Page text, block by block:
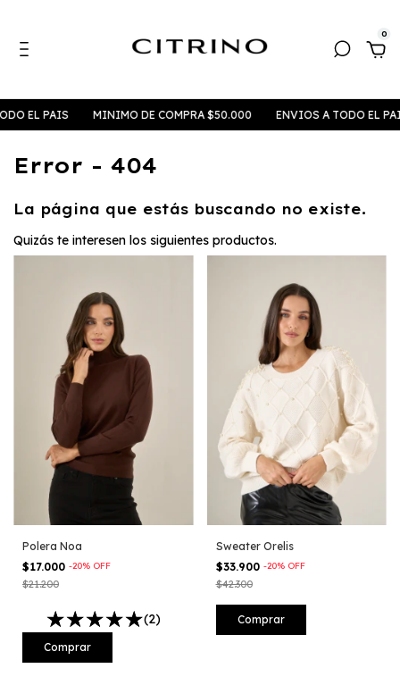
0
EL PAIS MINIMO DE COMPRA $50.000 ENVIOS A TODO EL
Error - 404
La página que estás buscando no existe.
Quizás te interesen los siguientes productos.
Polera Noa
$17.000 -20% OFF
$21.200
(2)
Comprar
Sweater Orelis
$33.900 -20% OFF
$42.300
Comprar